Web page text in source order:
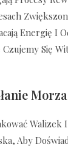
Energię I
Czujemy Się
Morza
Walizek
Aby